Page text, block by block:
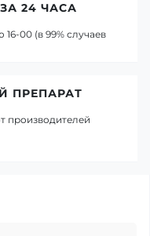
24 ЧАСА
00 (в 99% случаев
ПРЕПАРАТ
производителей